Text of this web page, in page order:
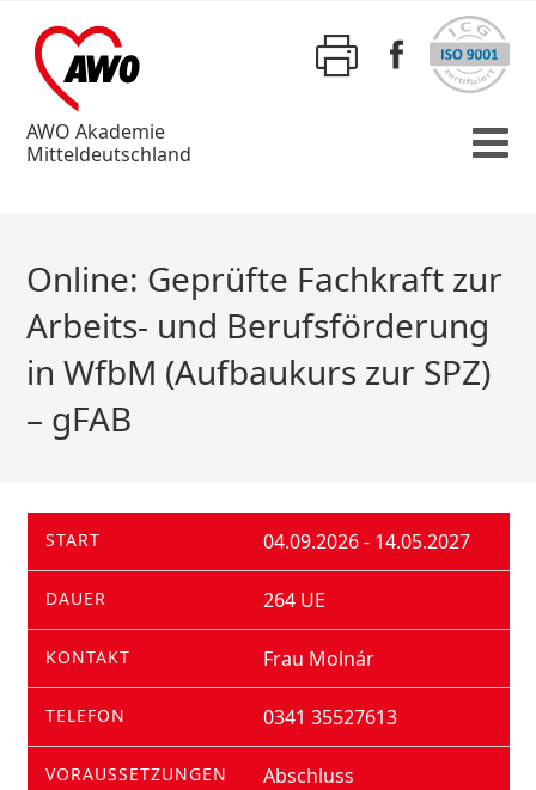
AWO Akademie
Mitteldeutschland
Online: Geprüfte Fachkraft zur
Arbeits- und Berufsförderung
in WfbM (Aufbaukurs zur SPZ)
– gFAB
START 04.09.2026 - 14.05.2027
DAUER 264 UE
KONTAKT Frau Molnár
TELEFON 0341 35527613
VORAUSSETZUNGEN
Abschluss